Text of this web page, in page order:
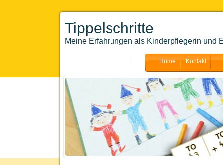
Tippelschritte
Meine Erfahrungen als Kinderpflegerin und
Home Kontakt